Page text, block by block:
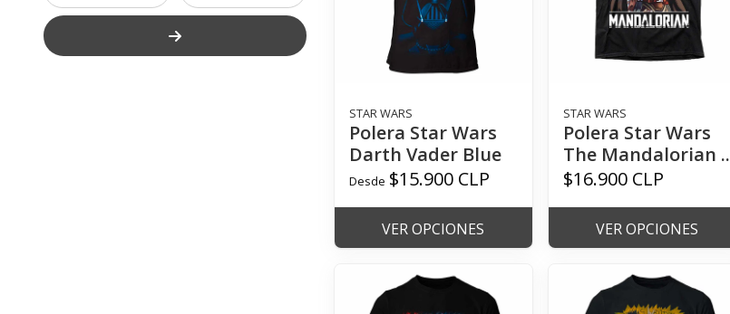
STAR WARS
Polera Star Wars
Darth Vader Blue
Desde $15.900 CLP
VER OPCIONES
STAR WARS
Polera Star Wars
The Mandalorian ..
$16.900 CLP
VER OPCIONES